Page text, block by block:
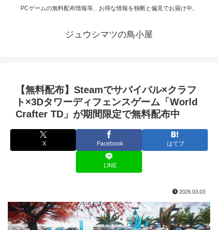
PCゲームの無料配布情報等、お得な情報を独断と偏見でお届け中。
ジュウシマツの鳥小屋
【無料配布】Steamでサバイバル×クラフ
ト×3Dタワーディフェンスゲーム「World
Crafter TD」が期間限定で無料配布中
X Facebook はてブ
LINE
2026.03.03